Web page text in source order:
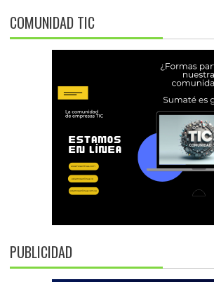
COMUNIDAD TIC
PUBLICIDAD